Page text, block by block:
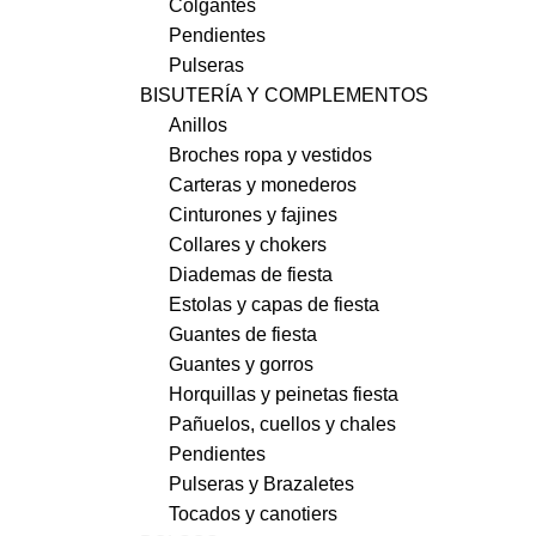
Colgantes
Pendientes
Pulseras
BISUTERÍA Y COMPLEMENTOS
Anillos
Broches ropa y vestidos
Carteras y monederos
Cinturones y fajines
Collares y chokers
Diademas de fiesta
Estolas y capas de fiesta
Guantes de fiesta
Guantes y gorros
Horquillas y peinetas fiesta
Pañuelos, cuellos y chales
Pendientes
Pulseras y Brazaletes
Tocados y canotiers